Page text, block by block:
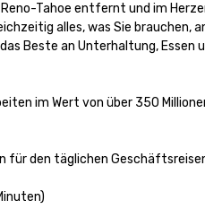
Tahoe entfernt und im
alles, was Sie brauchen,
Beste an Unterhaltung, Essen
im Wert von über 350
für den täglichen